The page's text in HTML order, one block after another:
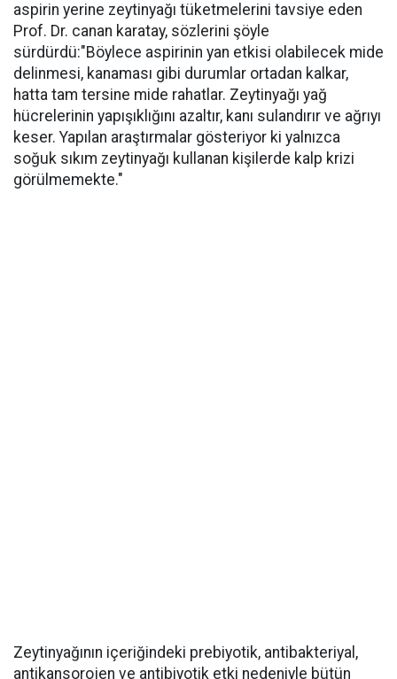
aspirin yerine zeytinyağı tüketmelerini tavsiye eden
Prof. Dr. canan karatay, sözlerini şöyle
sürdürdü:"Böylece aspirinin yan etkisi olabilecek mide
delinmesi, kanaması gibi durumlar ortadan kalkar,
hatta tam tersine mide rahatlar. Zeytinyağı yağ
hücrelerinin yapışıklığını azaltır, kanı sulandırır ve ağrıyı
keser. Yapılan araştırmalar gösteriyor ki yalnızca
soğuk sıkım zeytinyağı kullanan kişilerde kalp krizi
görülmemekte."
Zeytinyağının içeriğindeki prebiyotik, antibakteriyal,
antikansorojen ve antibiyotik etki nedeniyle bütün